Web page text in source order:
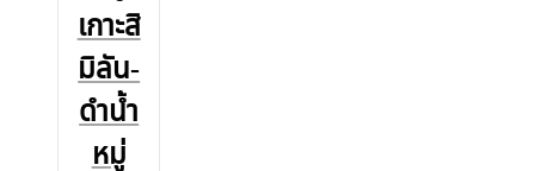
เกาะสิ
มิลัน-
ดำน้ำ
หมู่